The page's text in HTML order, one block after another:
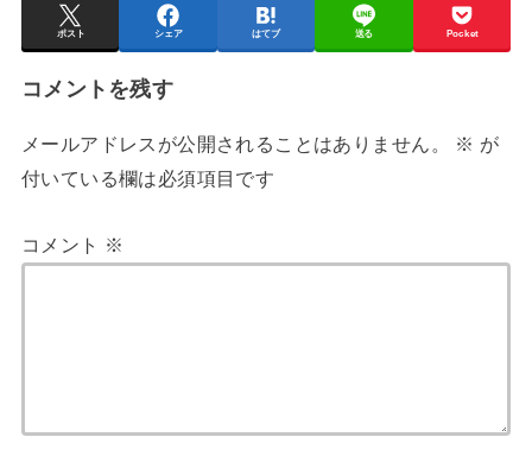
ポスト シェア はてブ 送る Pocket
コメントを残す
メールアドレスが公開されることはありません。 ※ が
付いている欄は必須項目です
コメント ※